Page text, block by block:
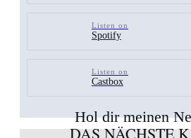
Listen on
Spotify
Listen on
Castbox
Hol dir meinen
DAS NÄCHSTE